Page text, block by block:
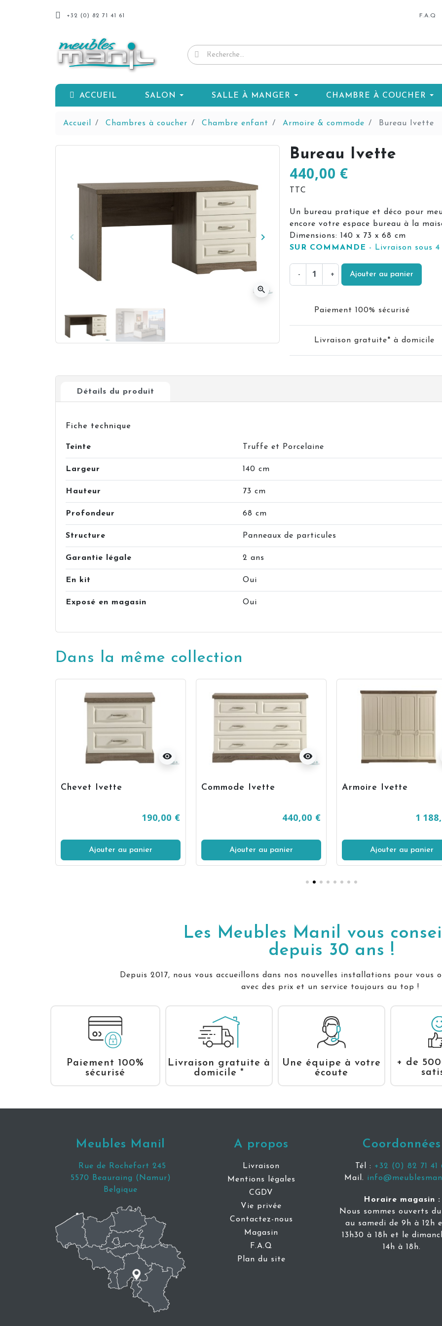
+32 (0) 82 71 41 61 F.A.Q
ACCUEIL SALON SALLE À MANGER CHAMBRE À COUCHER
Accueil Chambres à coucher Chambre enfant Armoire & commode Bureau Ivette
Précédent
keyboard_arrow_left Suivant
keyboard_arrow_right
zoom_in
Bureau Ivette
440,00 €
TTC
Un bureau pratique et déco pour
encore votre espace bureau à la
Dimensions: 140 x 73 x 68 cm
SUR COMMANDE - Livraison sous 4
- + Ajouter au panier
Paiement 100% sécurisé
Livraison gratuite* à domicile
Détails du produit
Fiche technique
Teinte Truffe et Porcelaine
Largeur 140 cm
Hauteur 73 cm
Profondeur 68 cm
Structure Panneaux de particules
Garantie légale 2 ans
En kit Oui
Exposé en magasin Oui
Dans la même collection
visibility
Chevet Ivette
190,00 €
Ajouter au panier
visibility
Commode Ivette
440,00 €
Ajouter au panier
Armoire Ivette
1
Ajouter au panier
Les Meubles Manil vous
depuis 30 ans !
Depuis 2017, nous vous accueillons dans nos nouvelles installations pour
avec des prix et un service toujours au top !
Paiement 100%
sécurisé
Livraison gratuite à
domicile *
Une équipe à votre
écoute
+ de
Meubles Manil
Rue de Rochefort 245
5570 Beauraing (Namur)
Belgique
A propos
Livraison
Mentions légales
CGDV
Vie privée
Contactez-nous
Magasin
F.A.Q
Plan du site
Coordonnées
Tél : +32 (0) 82 71 41
Mail.
Horaire magasin :
Nous sommes ouverts
au samedi de 9h à 12h
13h30 à 18h et le
14h à 18h.